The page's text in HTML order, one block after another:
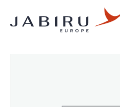
Accueil Non classé